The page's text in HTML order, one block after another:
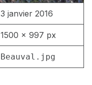
3 janvier 2016
1500 × 997 px
Beauval.jpg